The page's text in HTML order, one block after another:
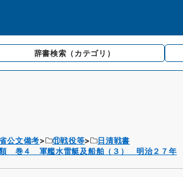
辞書検索 （カテゴリ）
公文備考 ⑪戦役等
日清戦書
巻４ 軍艦水雷艇及船舶（３） 明治２７年